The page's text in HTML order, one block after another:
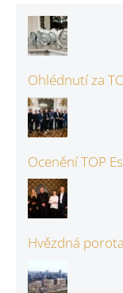
Ohlédnutí za
Ocenění TOP
Hvězdná